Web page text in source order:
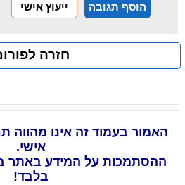
הוסף תגובה ייעוץ אישי
חזרה
האמור בעמוד זה אינו מהווה
אישי.
ההסתמכות על המידע באתר
בלבד!